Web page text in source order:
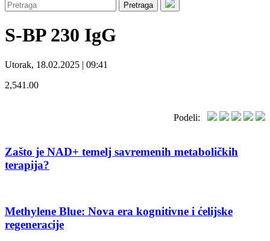
Pretraga
S-BP 230 IgG
Utorak, 18.02.2025 | 09:41
2,541.00
Podeli:
Zašto je NAD+ temelj savremenih metaboličkih
terapija?
Methylene Blue: Nova era kognitivne i ćelijske
regeneracije